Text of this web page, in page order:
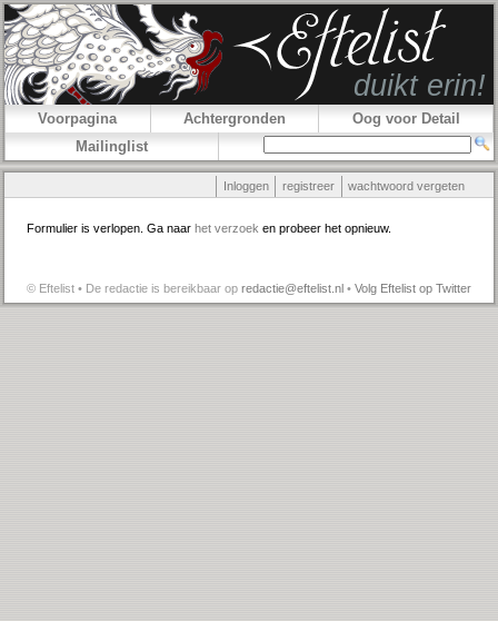
Voorpagina Achtergronden
Oog voor Detail
Mailinglist
Inloggen registreer wachtwoord vergeten
Formulier is verlopen. Ga naar het verzoek en probeer het opnieuw.
© Eftelist • De redactie is bereikbaar op redactie@eftelist.nl • Volg Eftelist op Twitter